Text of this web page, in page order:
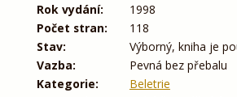
Rok vydání:
1998
Počet stran:
118
Stav:
Výborný, kniha je
Vazba:
Pevná bez přebalu
Kategorie:
Beletrie